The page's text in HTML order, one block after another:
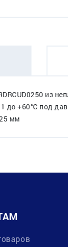
из
до +60°C под
мм